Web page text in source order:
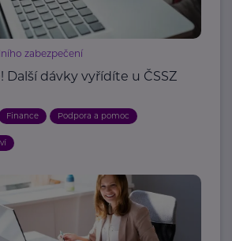
zabezpečení
Další dávky vyřídíte u ČSSZ
Finance Podpora a pomoc